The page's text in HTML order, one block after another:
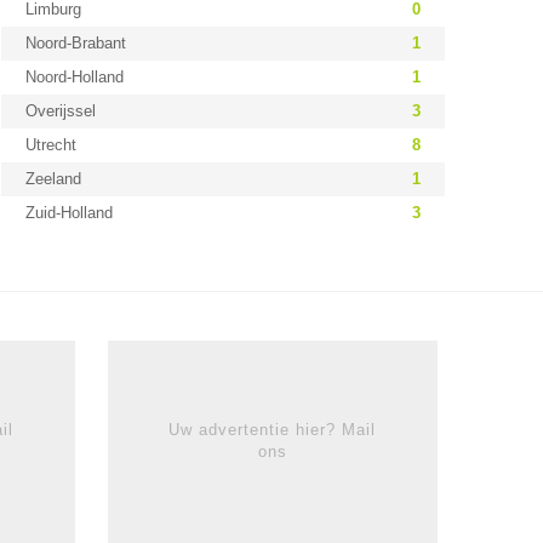
Limburg
0
Noord-Brabant
1
Noord-Holland
1
Overijssel
3
Utrecht
8
Zeeland
1
Zuid-Holland
3
Uw advertentie hier? Mail
ons